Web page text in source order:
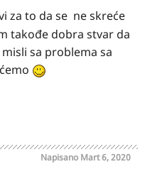
za to da se ne skreće
takođe dobra stvar da
sa problema sa
Napisano Mart 6, 2020